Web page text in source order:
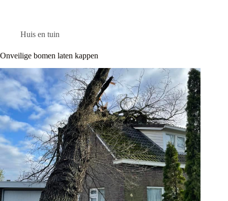
Huis en tuin
Onveilige bomen laten kappen